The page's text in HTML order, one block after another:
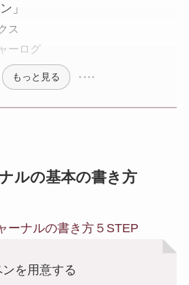
」
ス
ーログ
もっと見る
ルの基本の書き方
ーナルの書き方５STEP
ンを用意する